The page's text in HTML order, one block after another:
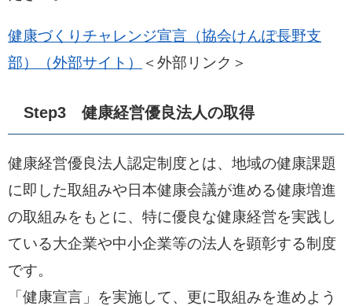
健康づくりチャレンジ宣言（協会けんぽ長野支
部）（外部サイト）
＜外部リンク＞
Step3 健康経営優良法人の取得
健康経営優良法人認定制度とは、地域の健康課題
に即した取組みや日本健康会議が進める健康増進
の取組みをもとに、特に優良な健康経営を実践し
ている大企業や中小企業等の法人を顕彰する制度
です。
「健康宣言」を実施して、更に取組みを進めよう